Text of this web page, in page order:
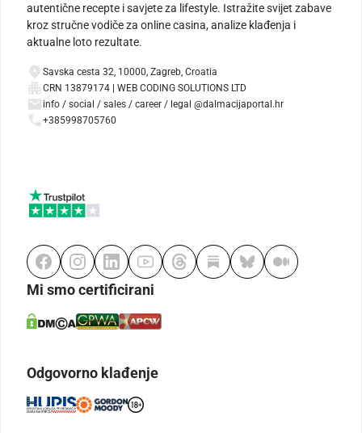
autentične recepte i savjete za lifestyle. Istražite svijet zabave
kroz stručne vodiče za online casina, analize klađenja i
aktualne loto rezultate.
Savska cesta 32, 10000, Zagreb, Croatia
CRN 13879174 | WEB CODING SOLUTIONS LTD
info / social / sales / career / legal @dalmacijaportal.hr
+385998705760
Mi smo certificirani
Odgovorno klađenje